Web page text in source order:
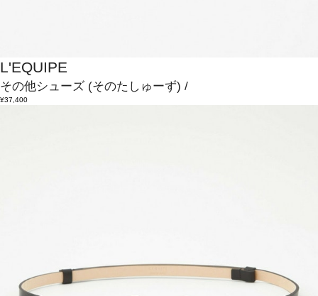
L'EQUIPE
その他シューズ (そのたしゅーず) /
¥37,400